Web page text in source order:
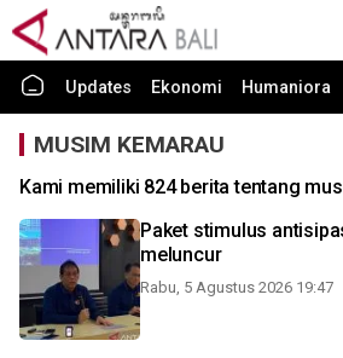
Updates Ekonomi Humaniora
MUSIM KEMARAU
Kami memiliki 824 berita tentang
Paket stimulus
meluncur
Rabu, 5 Agustus 2026 19:47